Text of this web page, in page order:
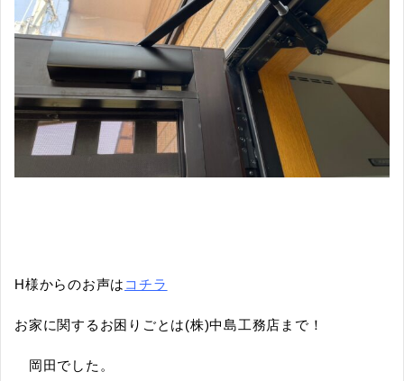
H様からのお声は コチラ
お家に関するお困りごとは(株)中島工務店まで！
岡田でした。